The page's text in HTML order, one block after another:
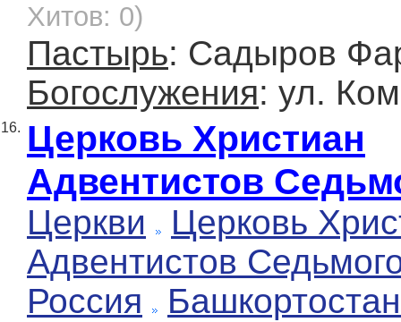
Хитов: 0)
Пастырь: Садыров
Богослужения: ул.
16. Церковь Христиан
Адвентистов
Церкви
Церковь
Адвентистов
Россия
Башкортостан